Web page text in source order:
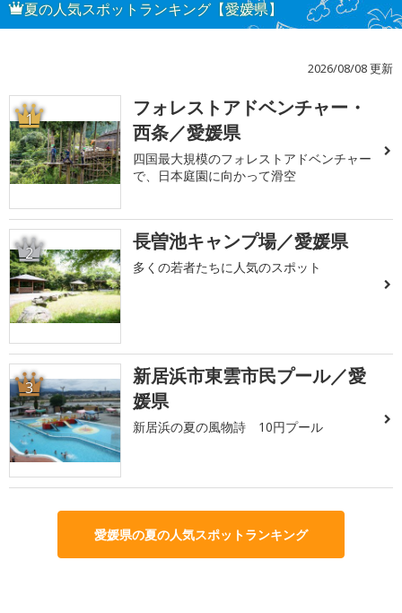
夏の人気スポットランキング【愛媛県】
2026/08/08 更新
1
フォレストアドベンチャー・
西条／愛媛県
四国最大規模のフォレストアドベンチャー
で、日本庭園に向かって滑空
2 長曽池キャンプ場／愛媛県
多くの若者たちに人気のスポット
3
新居浜市東雲市民プール／愛
媛県
新居浜の夏の風物詩 10円プール
愛媛県の夏の人気スポットランキング